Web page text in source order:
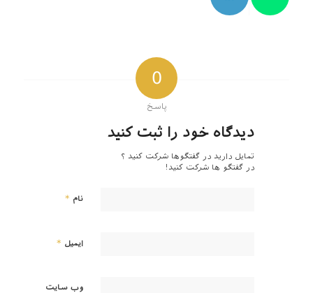
0
پاسخ
دیدگاه خود را ثبت کنید
تمایل دارید در گفتگوها شرکت کنید ؟
در گفتگو ها شرکت کنید!
نام *
ایمیل *
وب‌ سایت